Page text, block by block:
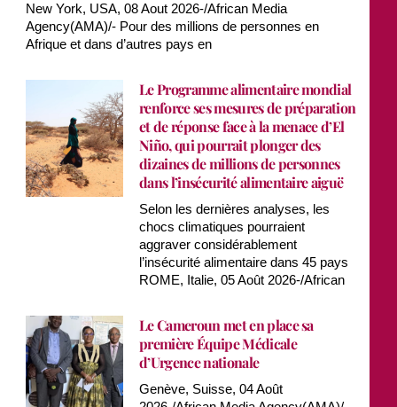
New York, USA, 08 Aout 2026-/African Media
Agency(AMA)/- Pour des millions de personnes en
Afrique et dans d’autres pays en
Le Programme alimentaire mondial
renforce ses mesures de préparation
et de réponse face à la menace d’El
Niño, qui pourrait plonger des
dizaines de millions de personnes
dans l’insécurité alimentaire aiguë
Selon les dernières analyses, les
chocs climatiques pourraient
aggraver considérablement
l’insécurité alimentaire dans 45 pays
ROME, Italie, 05 Août 2026-/African
Le Cameroun met en place sa
première Équipe Médicale
d’Urgence nationale
Genève, Suisse, 04 Août